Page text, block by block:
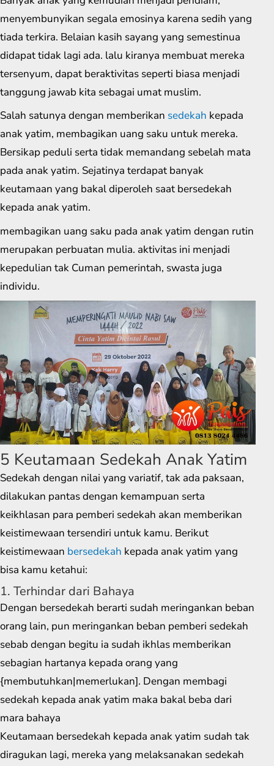
menyembunyikan segala emosinya karena sedih yang
tiada terkira. Belaian kasih sayang yang semestinua
didapat tidak lagi ada. lalu kiranya membuat mereka
tersenyum, dapat beraktivitas seperti biasa menjadi
tanggung jawab kita sebagai umat muslim.
Salah satunya dengan memberikan sedekah kepada
anak yatim, membagikan uang saku untuk mereka.
Bersikap peduli serta tidak memandang sebelah mata
pada anak yatim. Sejatinya terdapat banyak
keutamaan yang bakal diperoleh saat bersedekah
kepada anak yatim.
membagikan uang saku pada anak yatim dengan rutin
merupakan perbuatan mulia. aktivitas ini menjadi
kepedulian tak Cuman pemerintah, swasta juga
individu.
5 Keutamaan Sedekah Anak Yatim
Sedekah dengan nilai yang variatif, tak ada paksaan,
dilakukan pantas dengan kemampuan serta
keikhlasan para pemberi sedekah akan memberikan
keistimewaan tersendiri untuk kamu. Berikut
keistimewaan bersedekah kepada anak yatim yang
bisa kamu ketahui:
1. Terhindar dari Bahaya
Dengan bersedekah berarti sudah meringankan beban
orang lain, pun meringankan beban pemberi sedekah
sebab dengan begitu ia sudah ikhlas memberikan
sebagian hartanya kepada orang yang
{membutuhkan|memerlukan]. Dengan membagi
sedekah kepada anak yatim maka bakal beba dari
mara bahaya
Keutamaan bersedekah kepada anak yatim sudah tak
diragukan lagi, mereka yang melaksanakan sedekah